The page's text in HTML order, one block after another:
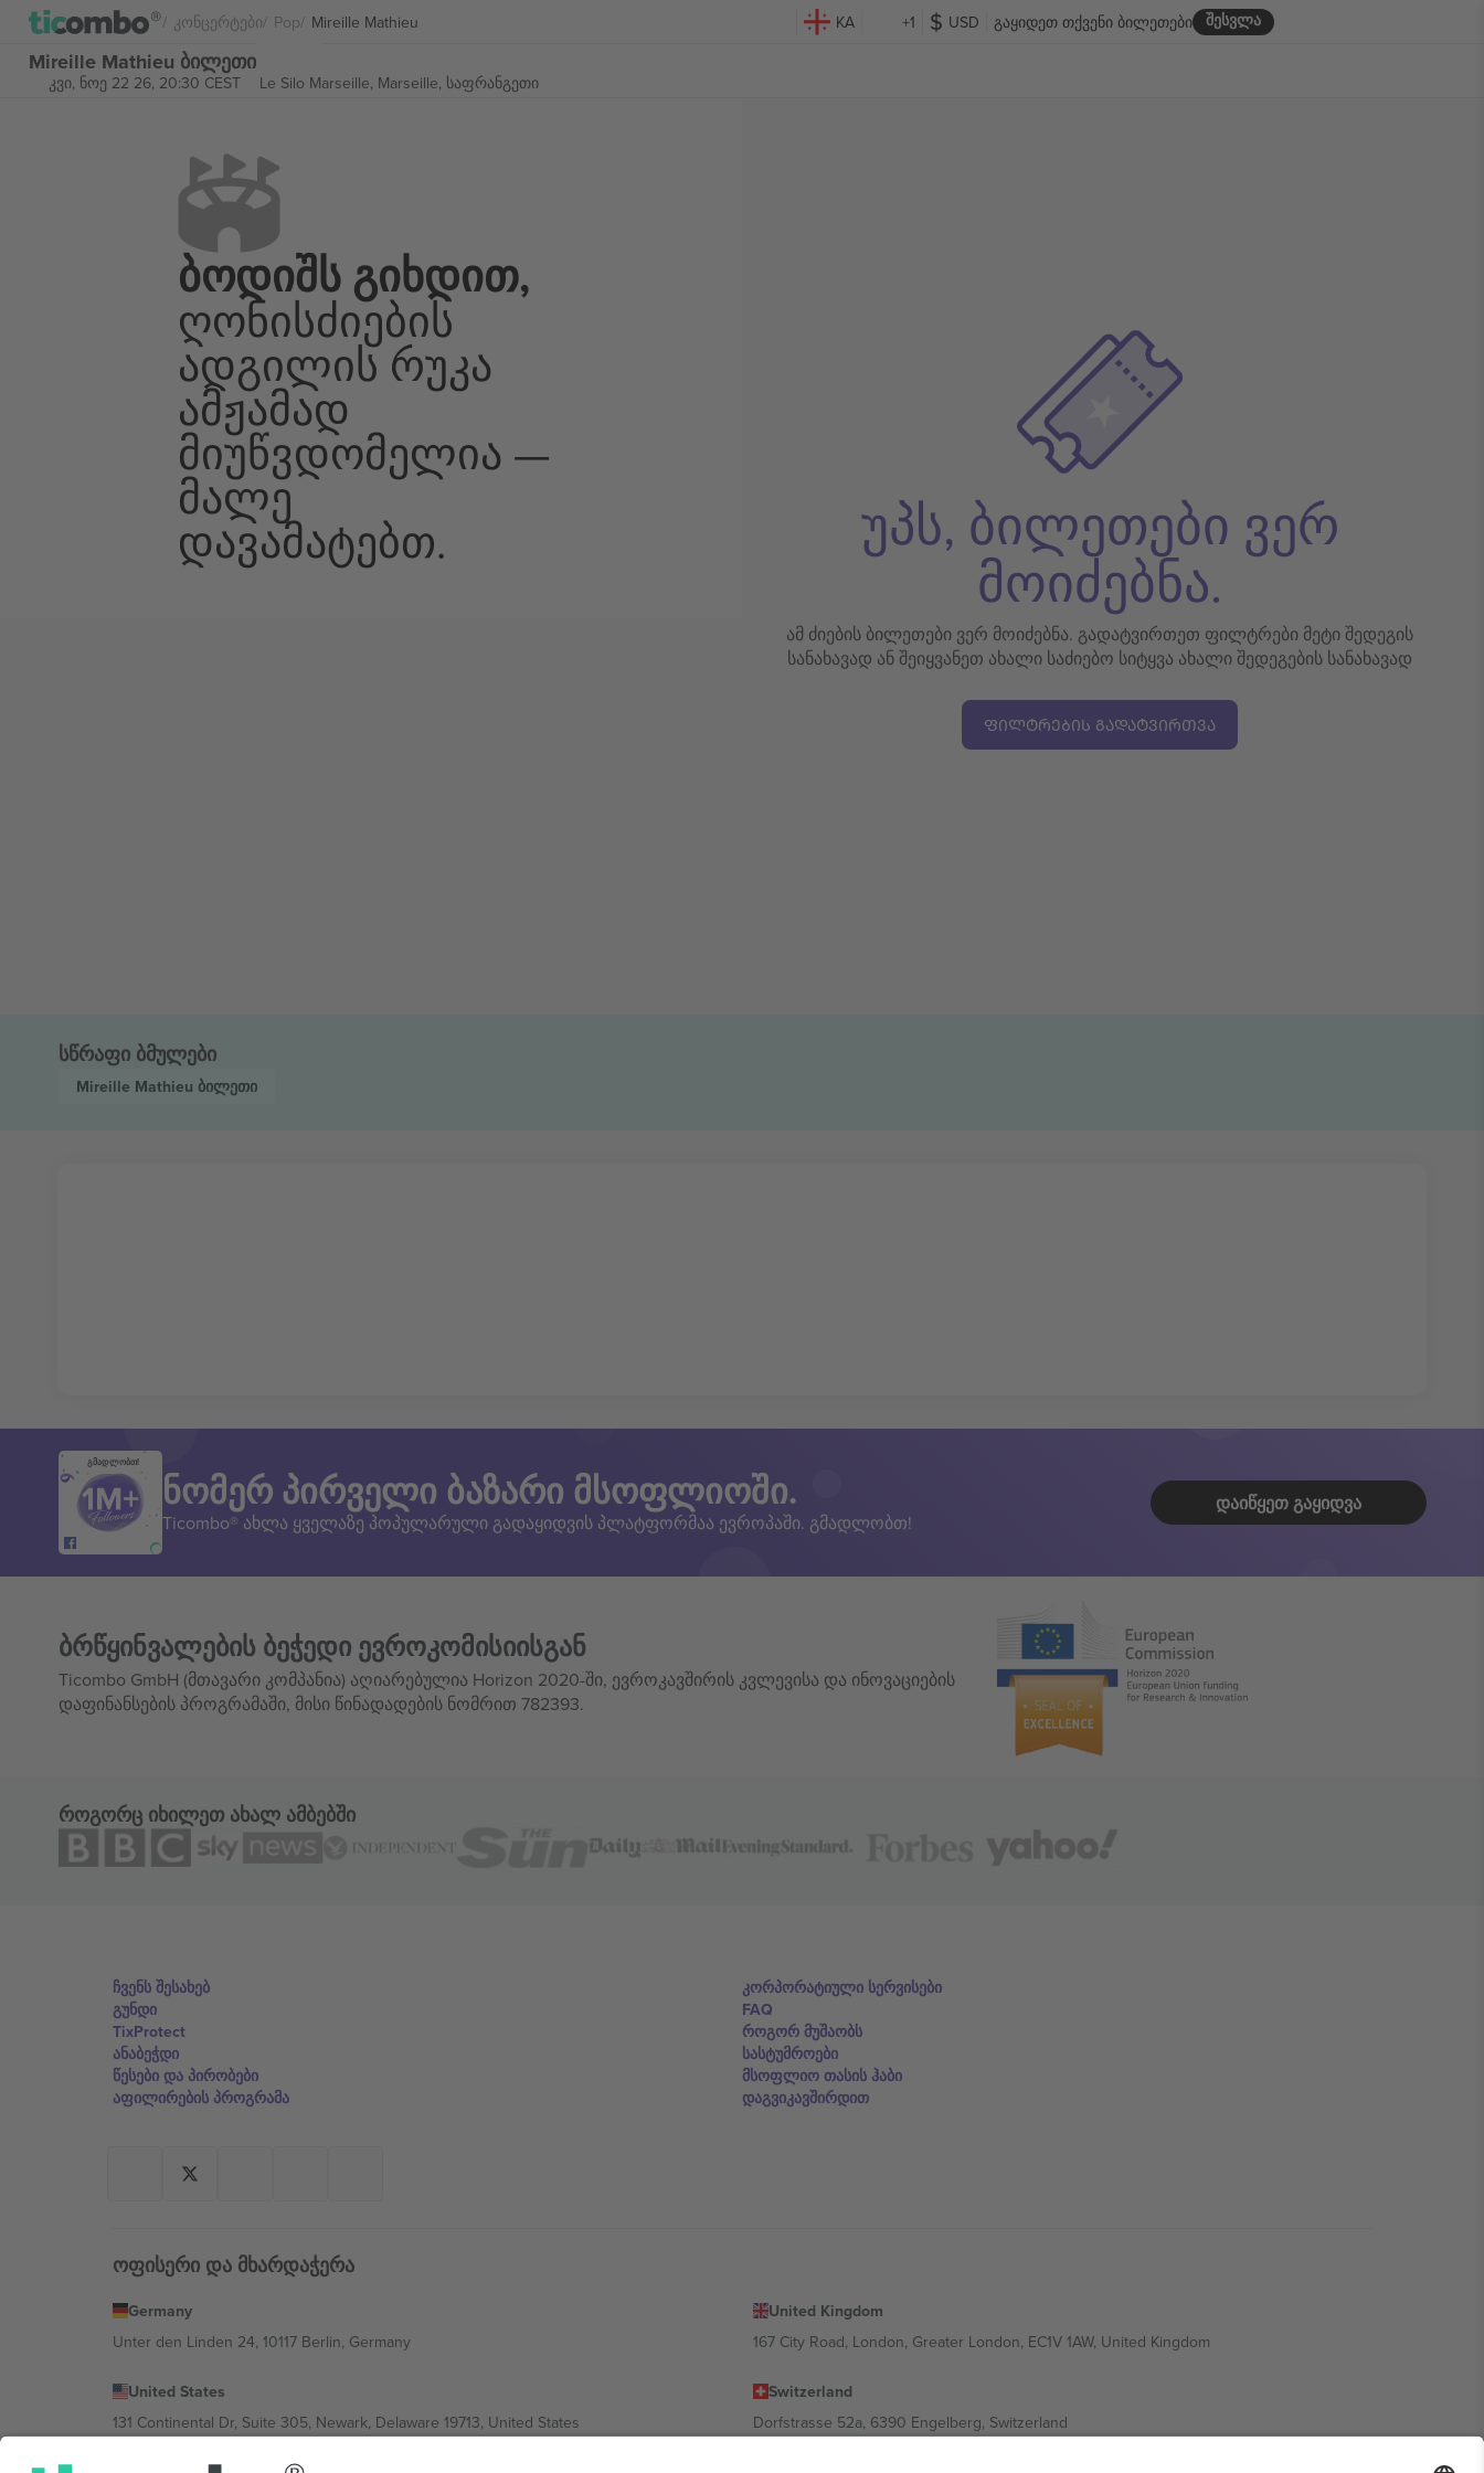
Კონცერტები Pop Mireille Mathieu KA +1 USD შესვლა
გაყიდეთ თქვენი ბილეთები
Mireille Mathieu ბილეთი
კვი, ნოე 22 26, 20:30 CEST Le Silo Marseille, Marseille, საფრანგეთი
Ბოდიშს Გიხდით,
Ღონისძიების
Ადგილის Რუკა
Ამჟამად
Მიუწვდომელია —
Მალე
Დავამატებთ. უპს, ბილეთები ვერ
მოიძებნა.
ამ ძიების ბილეთები ვერ მოიძებნა. გადატვირთეთ ფილტრები მეტი შედეგის
სანახავად ან შეიყვანეთ ახალი საძიებო სიტყვა ახალი შედეგების სანახავად
ᲤᲘᲚᲢᲠᲔᲑᲘᲡ ᲒᲐᲓᲐᲢᲕᲘᲠᲗᲕᲐ
სწრაფი ბმულები
Mireille Mathieu ბილეთი
გმადლობთ!
ნომერ პირველი ბაზარი მსოფლიოში.
Ticombo® ახლა ყველაზე პოპულარული გადაყიდვის პლატფორმაა ევროპაში. გმადლობთ!
ᲓᲐᲘᲬᲧᲔᲗ ᲒᲐᲧᲘᲓᲕᲐ
ბრწყინვალების ბეჭედი ევროკომისიისგან
Ticombo GmbH (მთავარი კომპანია) აღიარებულია Horizon 2020-ში, ევროკავშირის კვლევისა და ინოვაციების
დაფინანსების პროგრამაში, მისი წინადადების ნომრით 782393.
როგორც იხილეთ ახალ ამბებში
ჩვენს შესახებ
გუნდი
TixProtect
ანაბეჭდი
წესები და პირობები
აფილირების პროგრამა
კორპორატიული სერვისები
FAQ
როგორ მუშაობს
სასტუმროები
მსოფლიო თასის ჰაბი
დაგვიკავშირდით
ოფისერი და მხარდაჭერა
Germany
Unter den Linden 24, 10117 Berlin, Germany
United Kingdom
167 City Road, London, Greater London, EC1V 1AW, United Kingdom
United States
131 Continental Dr, Suite 305, Newark, Delaware 19713, United States
Switzerland
Dorfstrasse 52a, 6390 Engelberg, Switzerland